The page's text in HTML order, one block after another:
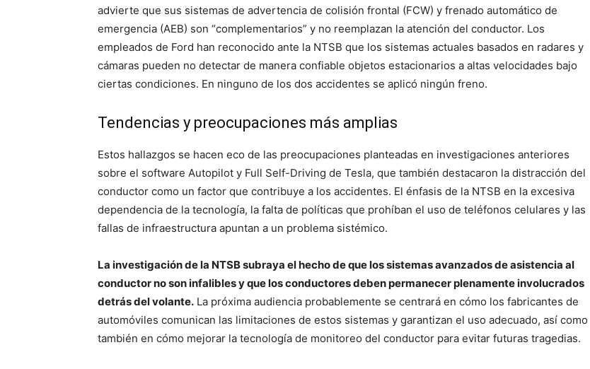
advierte que sus sistemas de advertencia de colisión frontal (FCW) y frenado automático de
emergencia (AEB) son “complementarios” y no reemplazan la atención del conductor. Los
empleados de Ford han reconocido ante la NTSB que los sistemas actuales basados ​​en radares y
cámaras pueden no detectar de manera confiable objetos estacionarios a altas velocidades bajo
ciertas condiciones. En ninguno de los dos accidentes se aplicó ningún freno.
Tendencias y preocupaciones más amplias
Estos hallazgos se hacen eco de las preocupaciones planteadas en investigaciones anteriores
sobre el software Autopilot y Full Self-Driving de Tesla, que también destacaron la distracción del
conductor como un factor que contribuye a los accidentes. El énfasis de la NTSB en la excesiva
dependencia de la tecnología, la falta de políticas que prohíban el uso de teléfonos celulares y las
fallas de infraestructura apuntan a un problema sistémico.
La investigación de la NTSB subraya el hecho de que los sistemas avanzados de asistencia al
conductor no son infalibles y que los conductores deben permanecer plenamente involucrados
detrás del volante. La próxima audiencia probablemente se centrará en cómo los fabricantes de
automóviles comunican las limitaciones de estos sistemas y garantizan el uso adecuado, así como
también en cómo mejorar la tecnología de monitoreo del conductor para evitar futuras tragedias.